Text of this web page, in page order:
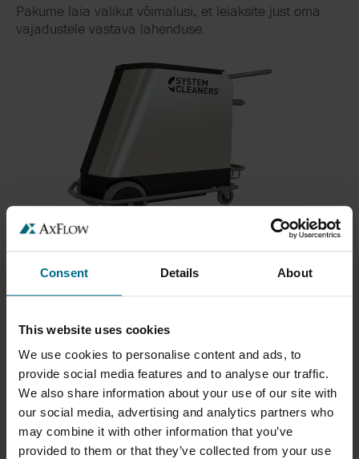
Consent Details About
This website uses cookies
We use cookies to personalise content and ads, to
provide social media features and to analyse our traffic.
We also share information about your use of our site with
our social media, advertising and analytics partners who
may combine it with other information that you’ve
provided to them or that they’ve collected from your use
Pakume laia valikut võimalusi, et leiaksite just oma
vajadustele vastava lahenduse.
väga suur paindlikkus katvuse osas;
puhastuse väiksema vee- ja kemikaalikuluga;
väiksem investeering kui fikseeritud paigaldiste
puhul